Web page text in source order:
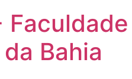
Faculdade
Bahia